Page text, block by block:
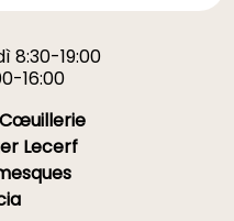
8:30-19:00
16:00
Lecerf